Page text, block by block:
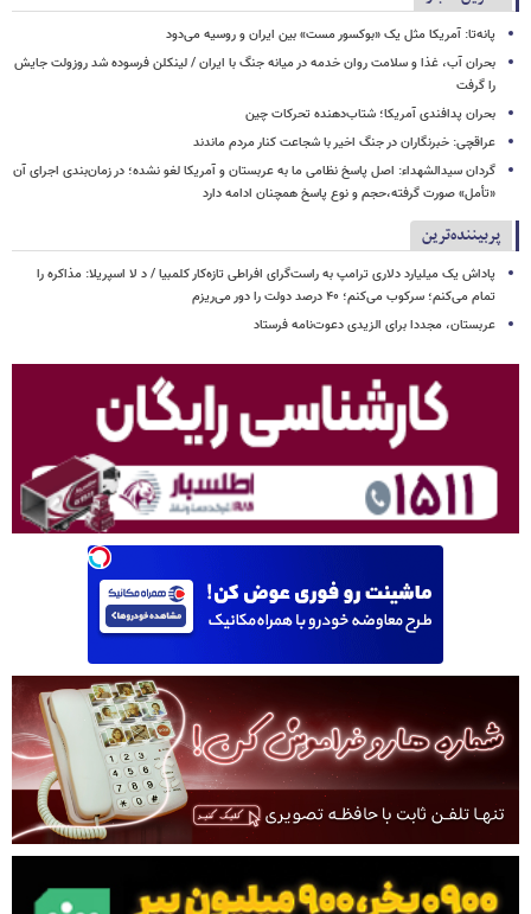
پانه‌تا: آمریکا مثل یک «بوکسور مست» بین ایران و روسیه می‌دود
بحران آب، غذا و سلامت روان خدمه در میانه جنگ با ایران / لینکلن فرسوده شد روزولت جایش
را گرفت
بحران پدافندی آمریکا؛ شتاب‌دهنده تحرکات چین
عراقچی: خبرنگاران در جنگ اخیر با شجاعت کنار مردم ماندند
گردان سیدالشهداء: اصل پاسخ نظامی ما به عربستان و آمریکا لغو نشده؛ در زمان‌بندی اجرای آن
«تأمل» صورت گرفته،حجم و نوع پاسخ همچنان ادامه دارد
پربیننده‌ترین
پاداش یک میلیارد دلاری ترامپ به راست‌گرای افراطی تازه‌کار کلمبیا / د لا اسپریلا: مذاکره را
تمام می‌کنم؛ سرکوب می‌کنم؛ ۴۰ درصد دولت را دور می‌ریزم
عربستان، مجددا برای الزیدی دعوت‌نامه فرستاد